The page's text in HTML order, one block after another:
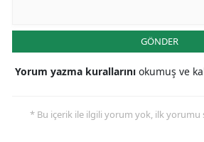
GÖNDER
Yorum yazma kurallarını okumuş ve
* Bu içerik ile ilgili yorum yok, ilk yorumu